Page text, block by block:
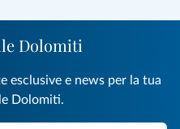
Dolomiti
esclusive e news per la tua
Dolomiti.